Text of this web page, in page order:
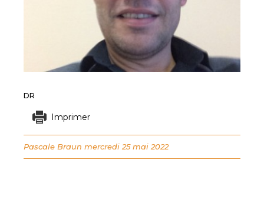
DR
Imprimer
Pascale Braun mercredi 25 mai 2022